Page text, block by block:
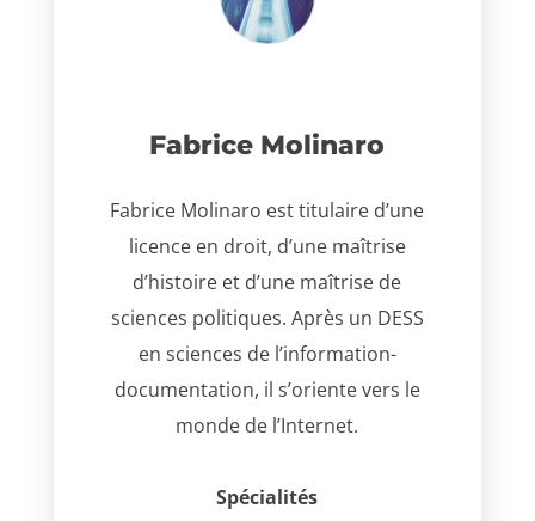
Fabrice Molinaro
Fabrice Molinaro est titulaire d’une
licence en droit, d’une maîtrise
d’histoire et d’une maîtrise de
sciences politiques. Après un DESS
en sciences de l’information-
documentation, il s’oriente vers le
monde de l’Internet.
Spécialités